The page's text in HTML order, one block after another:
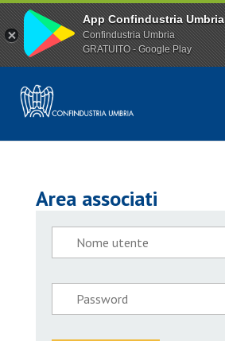
Area associati
App Confindustria Umbria
Confindustria Umbria
GRATUITO - Google Play